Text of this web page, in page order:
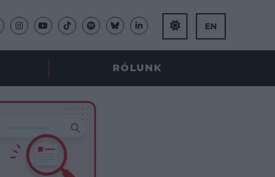
EN
RÓLUNK